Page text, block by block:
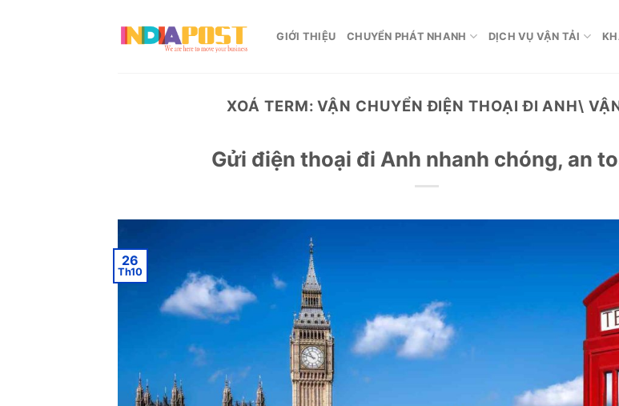
GIỚI THIỆU CHUYỂN PHÁT NHANH DỊCH VỤ VẬN TẢI
XOÁ TERM: VẬN CHUYỂN ĐIỆN THOẠI ĐI ANH\
Gửi điện thoại đi Anh nhanh chóng, an
26
Th10